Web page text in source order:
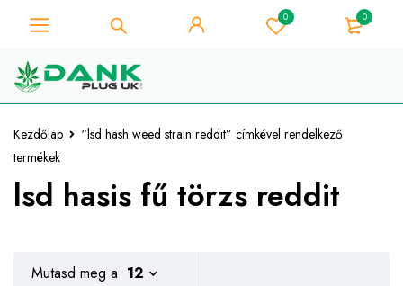
0 0
Kezdőlap
“lsd hash weed strain reddit” címkével rendelkező
termékek
lsd hasis fű törzs reddit
Mutasd meg a 12
A fű szerelmese - Get 10% azonnali
kedvezmény minden vásárlás -
Megvan!